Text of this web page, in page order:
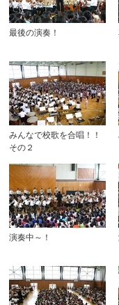
最後の演奏！
みんなで校歌を合唱！！
その２
演奏中～！